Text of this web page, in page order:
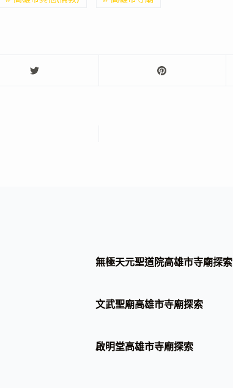
無極天元聖道院高雄市寺廟探索
文武聖廟高雄市寺廟探索
啟明堂高雄市寺廟探索